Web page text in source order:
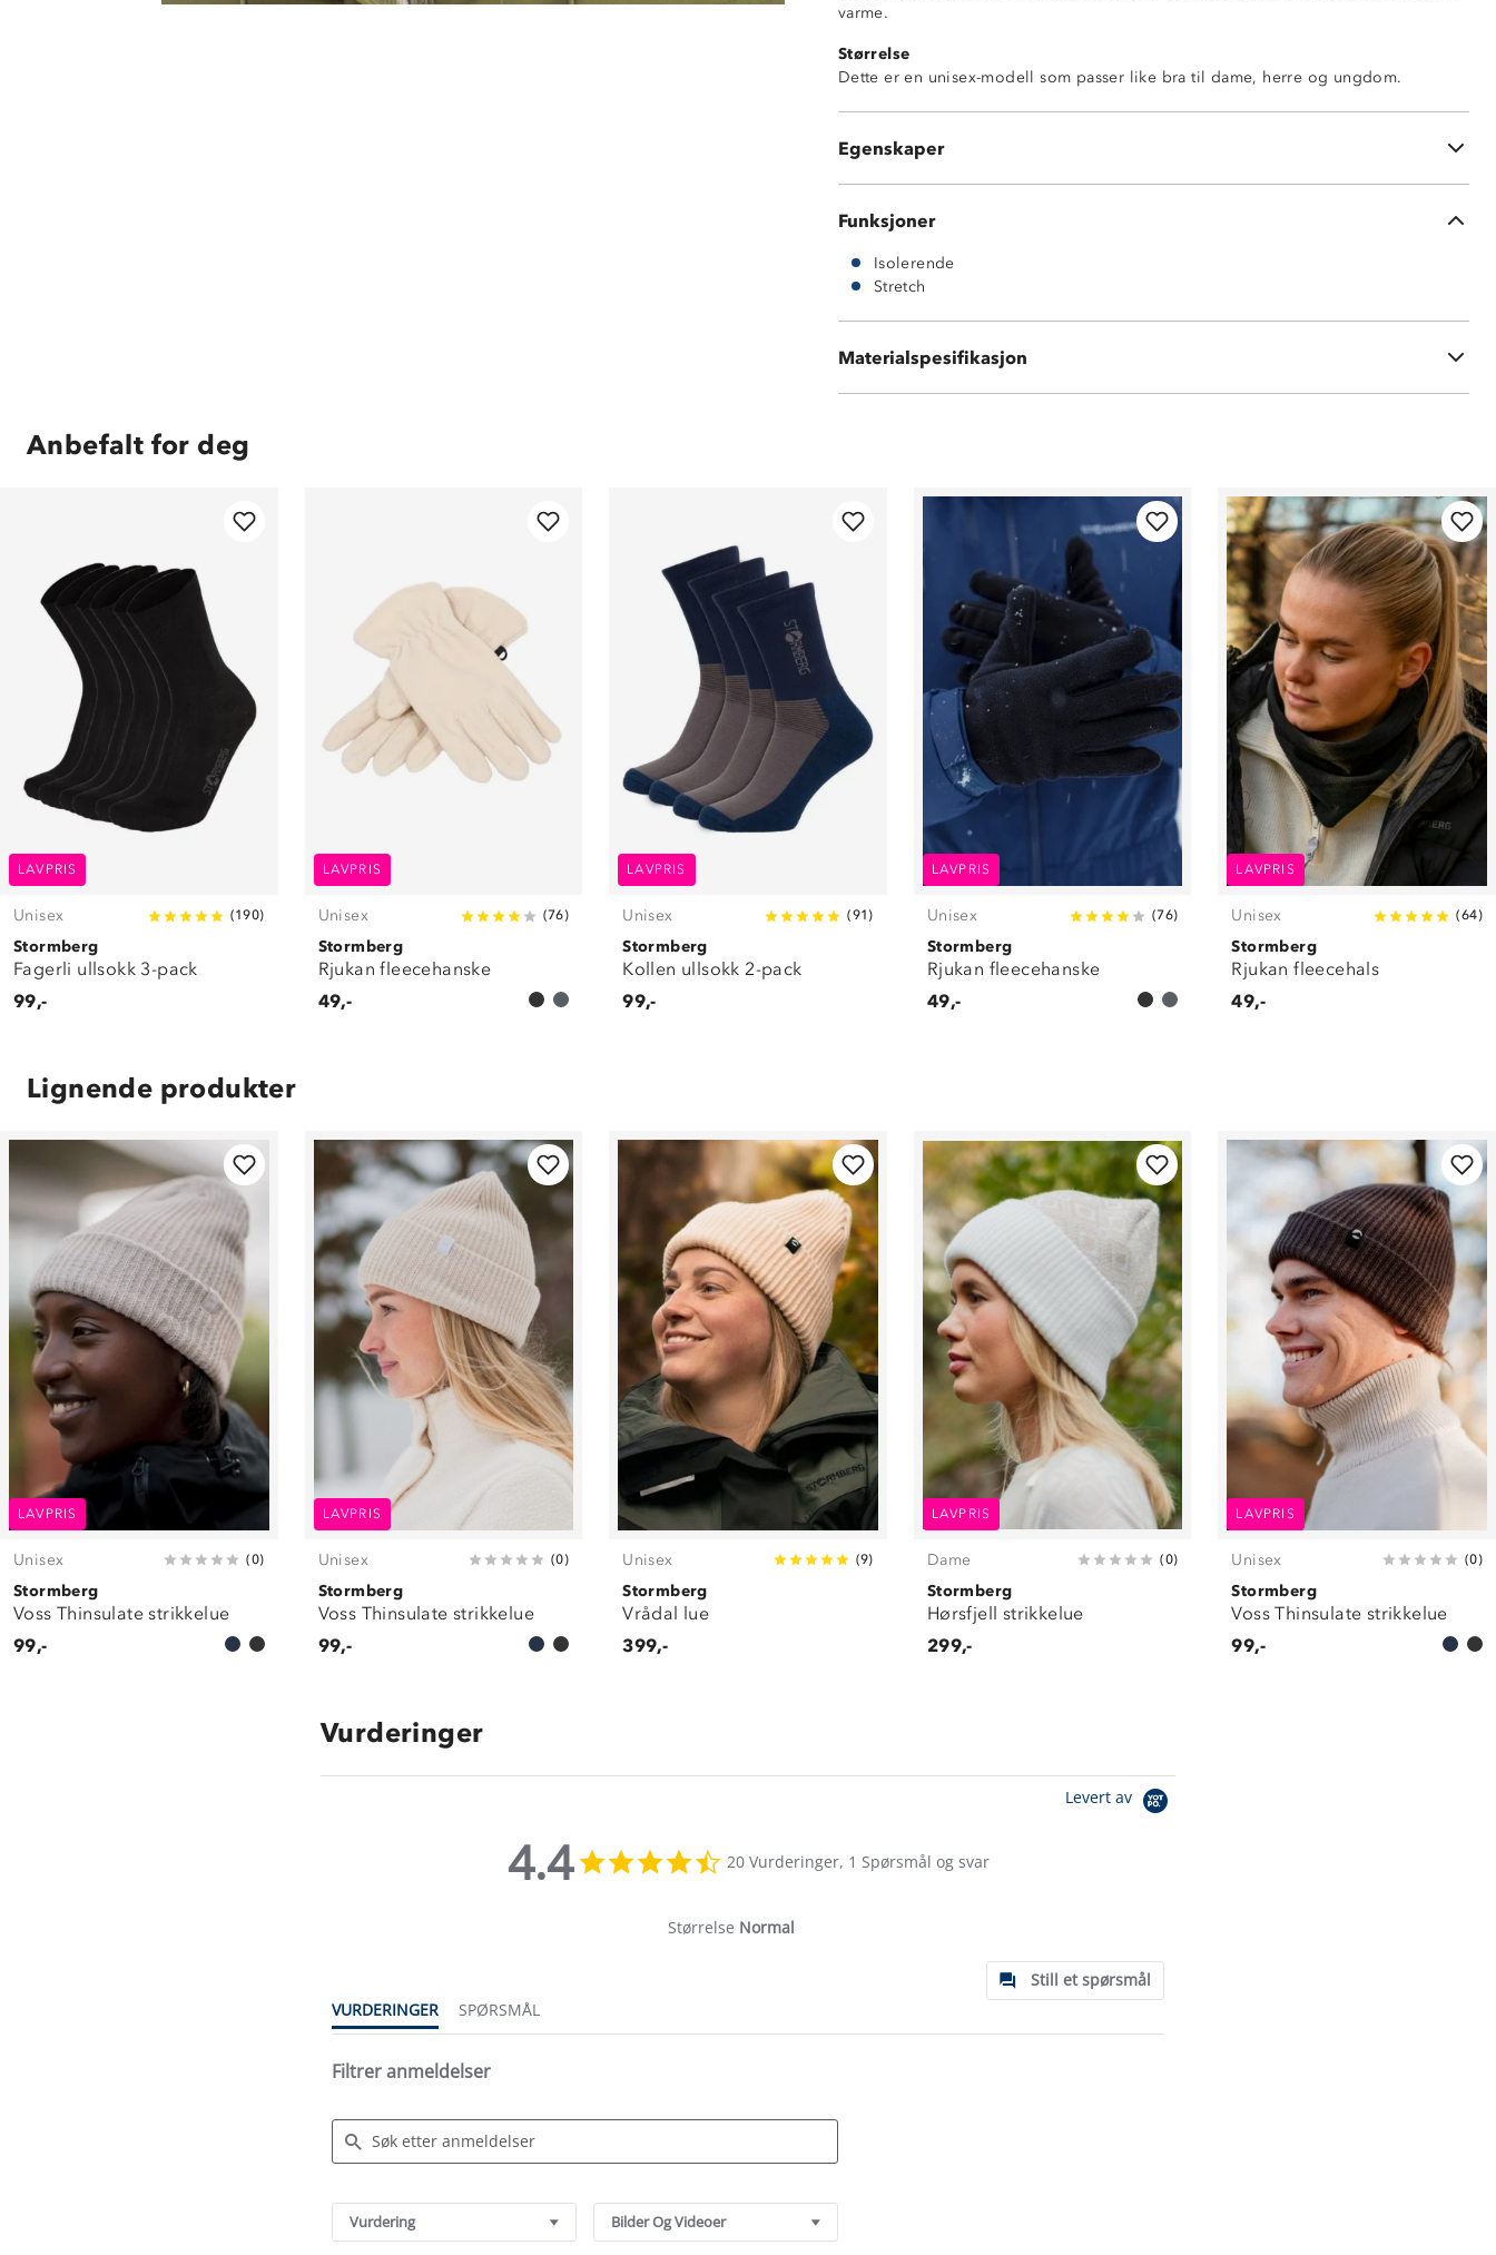
varme.
Størrelse
Dette er en unisex-modell som passer like bra til dame, herre og ungdom.
Egenskaper
Thinsulate-fôring (40 gsm)
Høyt isolerende
Onesize
Funksjoner
Isolerende
Stretch
Materialspesifikasjon
3M TMThinsulate TM
Anbefalt for deg
LAVPRIS
Unisex (190)
Stormberg
Fagerli ullsokk 3-pack
99,-
LAVPRIS
Unisex (76)
Stormberg
Rjukan fleecehanske
49,-
LAVPRIS
Unisex (91 )
Stormberg
Kollen ullsokk 2-pack
99,-
LAVPRIS
Unisex (76)
Stormberg
Rjukan fleecehanske
49,-
LAVPRIS
Unisex (64)
Stormberg
Rjukan fleecehals
49,-
Lignende produkter
LAVPRIS
Unisex (0)
Stormberg
Voss Thinsulate strikkelue
99,-
LAVPRIS
Unisex (0)
Stormberg
Voss Thinsulate strikkelue
99,-
Unisex (9)
Stormberg
Vrådal lue
399,-
LAVPRIS
Dame (0)
Stormberg
Hørsfjell strikkelue
299,-
LAVPRIS
Unisex (0)
Stormberg
Voss Thinsulate strikkelue
99,-
Vurderinger
Levert av
4.4
star
20 Vurderinger, 1 Spørsmål og svar
Størrelse Normal
Still et spørsmål
VURDERINGER
SPØRSMÅL
Filtrer anmeldelser
Reviews
Vurdering Bilder Og Videoer